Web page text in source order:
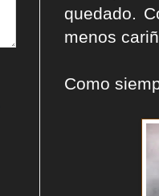
quedado.
menos
Como